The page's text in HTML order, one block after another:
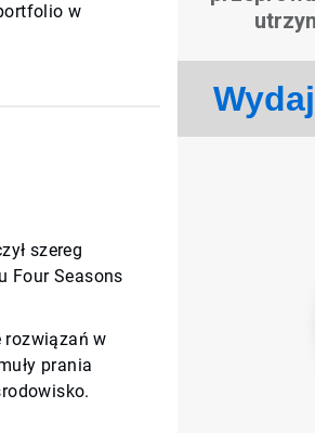
w
szereg
Four Seasons
rozwiązań w
prania